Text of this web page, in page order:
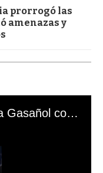
prorrogó las
amenazas y
El mal momento de Yanina Gasañol con un hincha argentino en "Subrayado"